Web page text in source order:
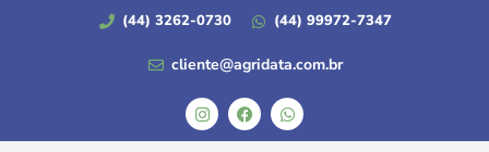
(44) 3262-0730 (44) 99972-7347
cliente@agridata.com.br